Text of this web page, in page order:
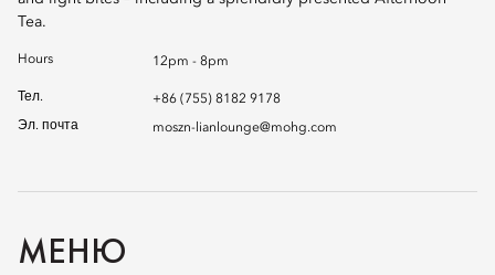
Tea.
Hours 12pm - 8pm
Тел.
+86 (755) 8182 9178
Эл. почта
moszn-lianlounge@mohg.com
МЕНЮ